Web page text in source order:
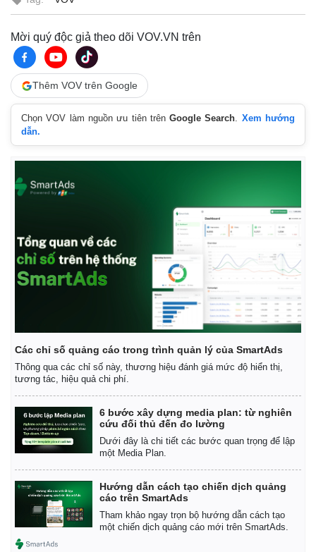
Mời quý độc giả theo dõi VOV.VN trên
Thêm VOV trên Google
Chọn VOV làm nguồn ưu tiên trênGoogle Search. Xem hướng
dẫn.
Các chỉ số quảng cáo trong trình quản lý của SmartAds
Thông qua các chỉ số này, thương hiệu đánh giá mức độ hiển thị,
tương tác, hiệu quả chi phí.
6 bước xây dựng media plan: từ nghiên
cứu đối thủ đến đo lường
Dưới đây là chi tiết các bước quan trọng để lập
một Media Plan.
Hướng dẫn cách tạo chiến dịch quảng
cáo trên SmartAds
Tham khảo ngay trọn bộ hướng dẫn cách tạo
một chiến dịch quảng cáo mới trên SmartAds.